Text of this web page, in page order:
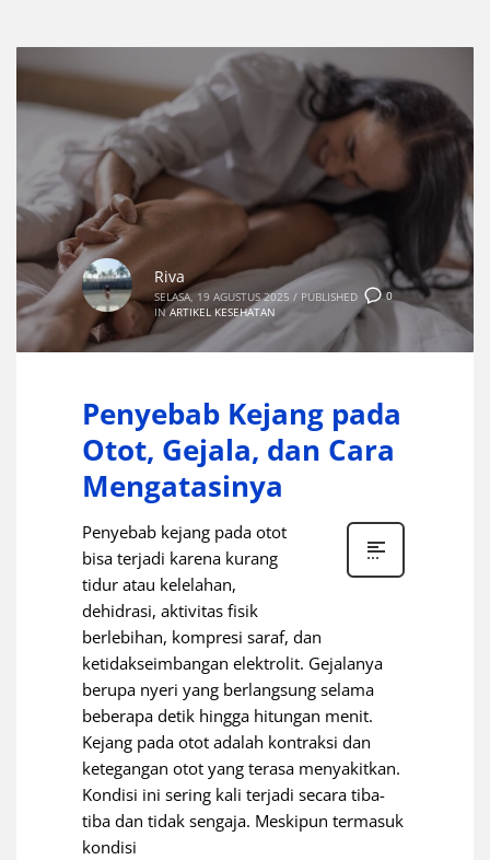
0
Riva
SELASA, 19 AGUSTUS 2025 / PUBLISHED
IN ARTIKEL KESEHATAN
Penyebab Kejang pada
Otot, Gejala, dan Cara
Mengatasinya
Penyebab kejang pada otot
bisa terjadi karena kurang
tidur atau kelelahan,
dehidrasi, aktivitas fisik
berlebihan, kompresi saraf, dan
ketidakseimbangan elektrolit. Gejalanya
berupa nyeri yang berlangsung selama
beberapa detik hingga hitungan menit.
Kejang pada otot adalah kontraksi dan
ketegangan otot yang terasa menyakitkan.
Kondisi ini sering kali terjadi secara tiba-
tiba dan tidak sengaja. Meskipun termasuk
kondisi